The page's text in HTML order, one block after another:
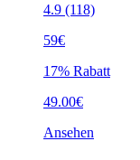
4.9 (118)
59€
17% Rabatt
49.00€
Ansehen